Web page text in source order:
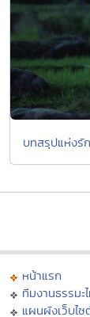
บทสรุปแห่งรั
หน้าแรก
ทีมงานธรรมะ
แผนผังเว็บไซ